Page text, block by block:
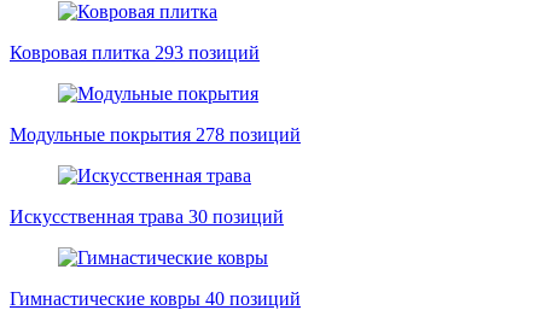
Ковровая плитка 293 позиций
Модульные покрытия 278 позиций
Искусственная трава 30 позиций
Гимнастические ковры 40 позиций